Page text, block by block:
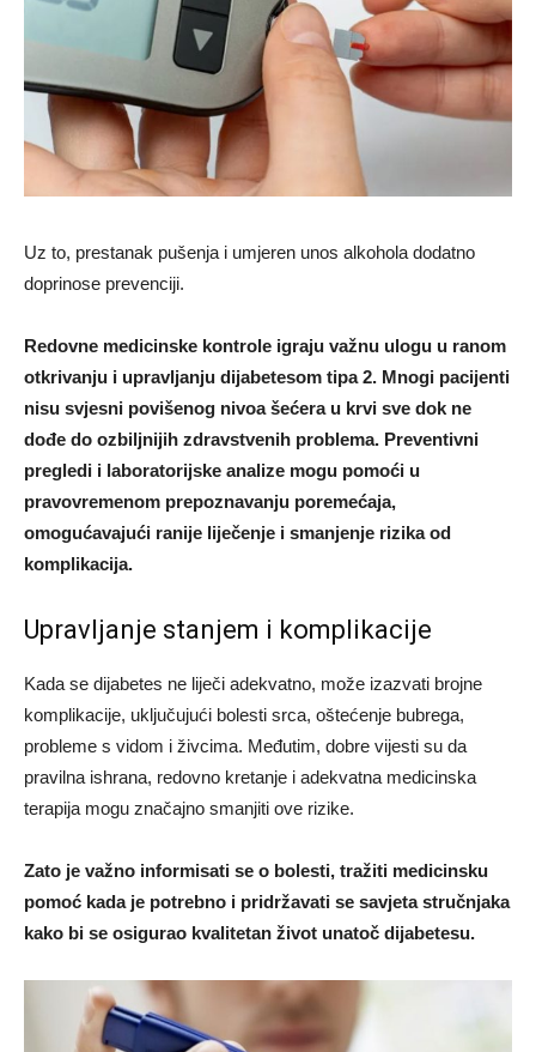
Uz to, prestanak pušenja i umjeren unos alkohola dodatno
doprinose prevenciji.
Redovne medicinske kontrole igraju važnu ulogu u ranom
otkrivanju i upravljanju dijabetesom tipa 2. Mnogi pacijenti
nisu svjesni povišenog nivoa šećera u krvi sve dok ne
dođe do ozbiljnijih zdravstvenih problema. Preventivni
pregledi i laboratorijske analize mogu pomoći u
pravovremenom prepoznavanju poremećaja,
omogućavajući ranije liječenje i smanjenje rizika od
komplikacija.
Upravljanje stanjem i komplikacije
Kada se dijabetes ne liječi adekvatno, može izazvati brojne
komplikacije, uključujući bolesti srca, oštećenje bubrega,
probleme s vidom i živcima. Međutim, dobre vijesti su da
pravilna ishrana, redovno kretanje i adekvatna medicinska
terapija mogu značajno smanjiti ove rizike.
Zato je važno informisati se o bolesti, tražiti medicinsku
pomoć kada je potrebno i pridržavati se savjeta stručnjaka
kako bi se osigurao kvalitetan život unatoč dijabetesu.